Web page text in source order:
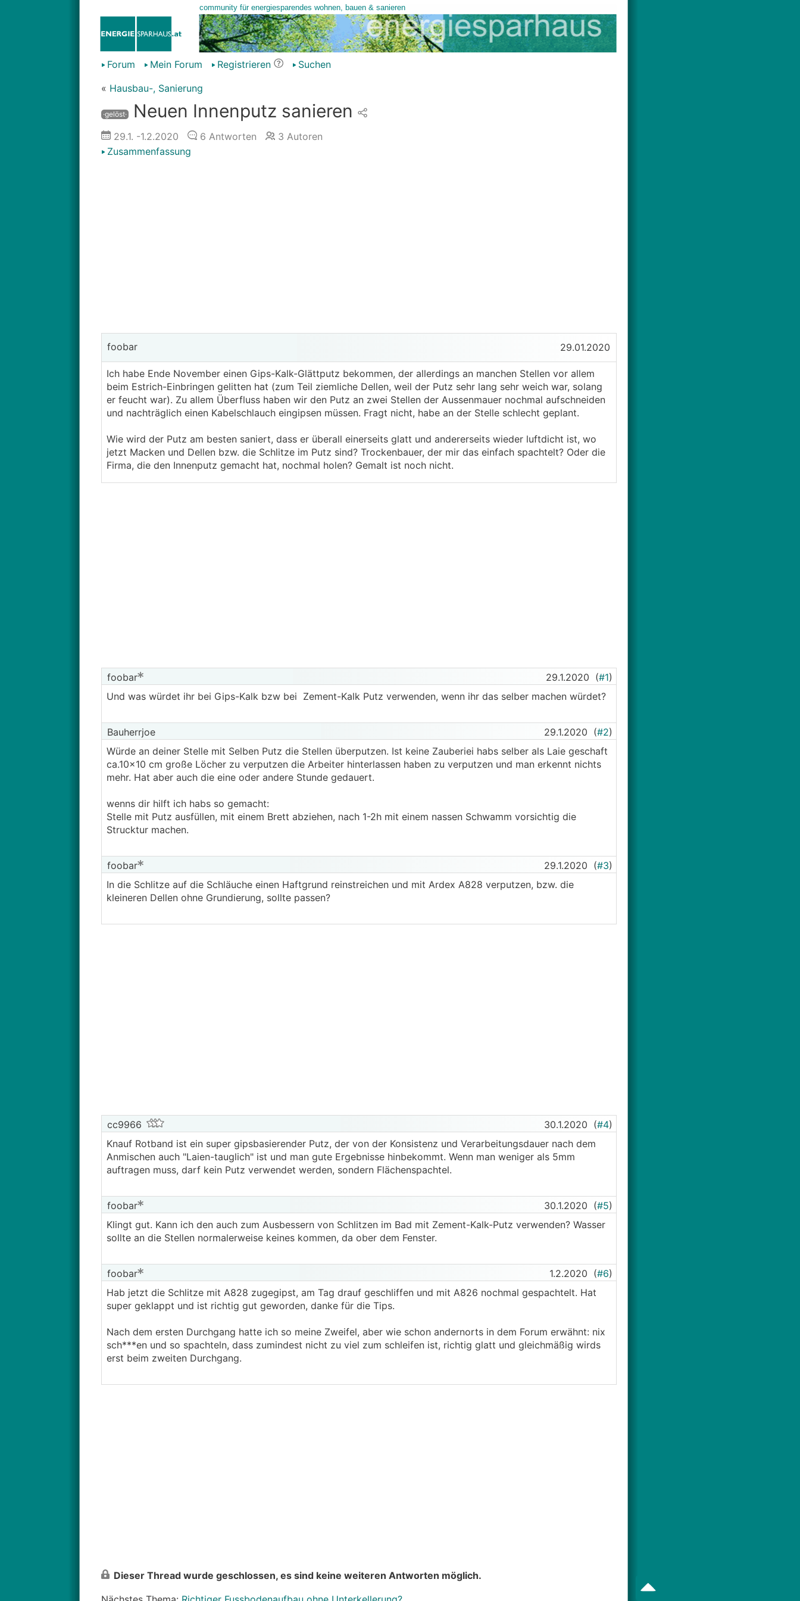
Forum Mein Forum Registrieren
Suchen
« Hausbau-, Sanierung
·gelöst· Neuen Innenputz sanieren
29.1. -1.2.2020 6 Antworten 3 Autoren
Zusammenfassung
foobar 29.01.2020
Ich habe Ende November einen Gips-Kalk-Glättputz bekommen, der allerdings an manchen Stellen vor allem
beim Estrich-Einbringen gelitten hat (zum Teil ziemliche Dellen, weil der Putz sehr lang sehr weich war, solang
er feucht war). Zu allem Überfluss haben wir den Putz an zwei Stellen der Aussenmauer nochmal aufschneiden
und nachträglich einen Kabelschlauch eingipsen müssen. Fragt nicht, habe an der Stelle schlecht geplant.
Wie wird der Putz am besten saniert, dass er überall einerseits glatt und andererseits wieder luftdicht ist, wo
jetzt Macken und Dellen bzw. die Schlitze im Putz sind? Trockenbauer, der mir das einfach spachtelt? Oder die
Firma, die den Innenputz gemacht hat, nochmal holen? Gemalt ist noch nicht.
foobar 29.1.2020 (#1)
Und was würdet ihr bei Gips-Kalk bzw bei Zement-Kalk Putz verwenden, wenn ihr das selber machen würdet?
Bauherrjoe 29.1.2020 (#2)
Würde an deiner Stelle mit Selben Putz die Stellen überputzen. Ist keine Zauberiei habs selber als Laie geschaft
ca.10x10 cm große Löcher zu verputzen die Arbeiter hinterlassen haben zu verputzen und man erkennt nichts
mehr. Hat aber auch die eine oder andere Stunde gedauert.
wenns dir hilft ich habs so gemacht:
Stelle mit Putz ausfüllen, mit einem Brett abziehen, nach 1-2h mit einem nassen Schwamm vorsichtig die
Strucktur machen.
foobar 29.1.2020 (#3)
In die Schlitze auf die Schläuche einen Haftgrund reinstreichen und mit Ardex A828 verputzen, bzw. die
kleineren Dellen ohne Grundierung, sollte passen?
cc9966 30.1.2020 (#4)
Knauf Rotband ist ein super gipsbasierender Putz, der von der Konsistenz und Verarbeitungsdauer nach dem
Anmischen auch "Laien-tauglich" ist und man gute Ergebnisse hinbekommt. Wenn man weniger als 5mm
auftragen muss, darf kein Putz verwendet werden, sondern Flächenspachtel.
foobar 30.1.2020 (#5)
Klingt gut. Kann ich den auch zum Ausbessern von Schlitzen im Bad mit Zement-Kalk-Putz verwenden? Wasser
sollte an die Stellen normalerweise keines kommen, da ober dem Fenster.
foobar 1.2.2020 (#6)
Hab jetzt die Schlitze mit A828 zugegipst, am Tag drauf geschliffen und mit A826 nochmal gespachtelt. Hat
super geklappt und ist richtig gut geworden, danke für die Tips.
Nach dem ersten Durchgang hatte ich so meine Zweifel, aber wie schon andernorts in dem Forum erwähnt: nix
sch***en und so spachteln, dass zumindest nicht zu viel zum schleifen ist, richtig glatt und gleichmäßig wirds
erst beim zweiten Durchgang.
Dieser Thread wurde geschlossen, es sind keine weiteren Antworten möglich.